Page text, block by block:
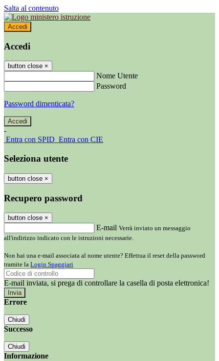
Salta al contenuto
Accedi
Accedi
button close ×
Nome Utente
Password
Password dimenticata?
-
Entra con SPID Entra con CIE
Seleziona utente
button close ×
Recupero password
button close ×
E-mail Verrà inviato un messaggio
all'indirizzo indicato con le istruzioni necessarie.
Non hai una e-mail associata al nome utente? Effettua il reset della password
tramite la Login Spaggiari
E-mail inviata, si prega di controllare la casella di posta elettronica!
Errore
Chiudi
Successo
Chiudi
Informazione